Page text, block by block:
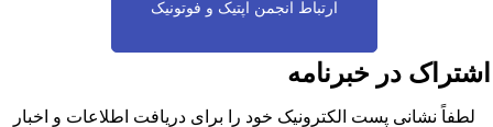
ارتباط انجمن اپتیک و فوتونیک
در خبرنامه
لطفاً نشانی پست الکترونیک خود را برای دریافت اطلاعات و اخبار